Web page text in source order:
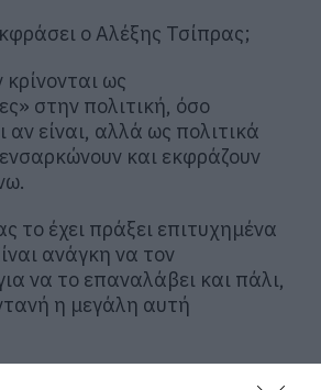
ο Αλέξης Τσίπρας;
ως
στην πολιτική, όσο
αν είναι, αλλά ως πολιτικά
και εκφράζουν
το έχει πράξει επιτυχημένα
ανάγκη να τον
να το επαναλάβει και πάλι,
η μεγάλη αυτή